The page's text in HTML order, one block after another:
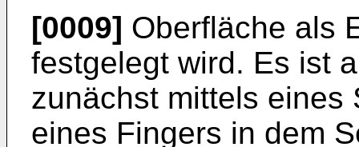
[0009] Oberfläche als
festgelegt wird. Es ist
zunächst mittels eines
eines Fingers in dem